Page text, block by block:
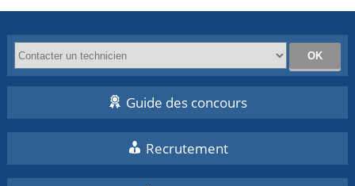
Guide des concours
Recrutement